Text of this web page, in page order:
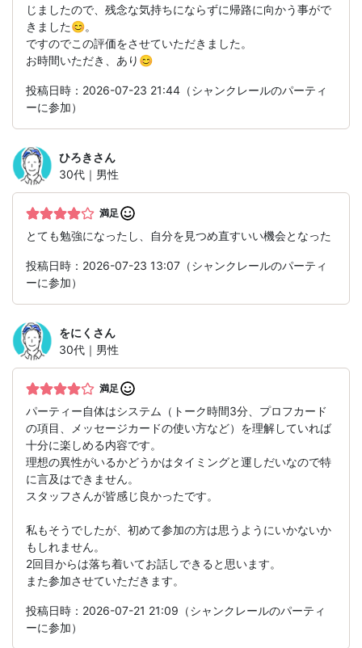
じましたので、残念な気持ちにならずに帰路に向かう事がで
きました😊。
ですのでこの評価をさせていただきました。
お時間いただき、あり😊
投稿日時：2026-07-23 21:44（シャンクレールのパーティ
ーに参加）
ひろきさん
30代｜男性
満足
とても勉強になったし、自分を見つめ直すいい機会となった
投稿日時：2026-07-23 13:07（シャンクレールのパーティ
ーに参加）
をにく さん
30代｜男性
満足
パーティー自体はシステム（トーク時間3分、プロフカード
の項目、メッセージカードの使い方など）を理解していれば
十分に楽しめる内容です。
理想の異性がいるかどうかはタイミングと運しだいなので特
に言及はできません。
スタッフさんが皆感じ良かったです。
私もそうでしたが、初めて参加の方は思うようにいかないか
もしれません。
2回目からは落ち着いてお話しできると思います。
また参加させていただきます。
投稿日時：2026-07-21 21:09（シャンクレールのパーティ
ーに参加）